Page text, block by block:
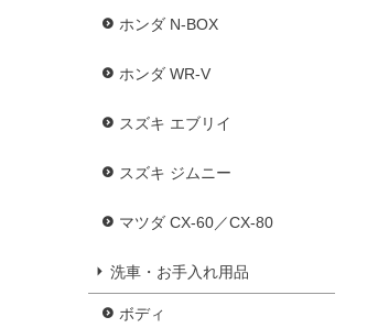
ホンダ N-BOX
ホンダ WR-V
スズキ エブリイ
スズキ ジムニー
マツダ CX-60／CX-80
洗車・お手入れ用品
ボディ